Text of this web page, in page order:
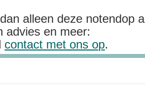
alleen deze notendop
advies en meer:
contact met ons op.